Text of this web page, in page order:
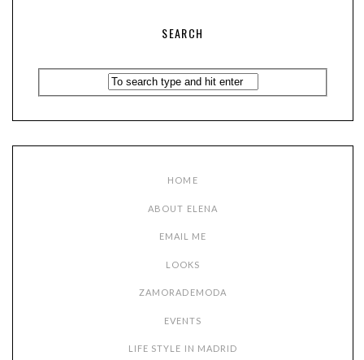
SEARCH
HOME
ABOUT ELENA
EMAIL ME
LOOKS
ZAMORADEMODA
EVENTS
LIFE STYLE IN MADRID